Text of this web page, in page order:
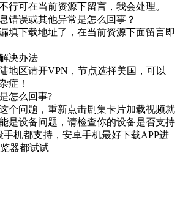
行可在当前资源下留言，我会处理。
错误或其他异常是怎么回事？
填下载地址了，在当前资源下面留言即
决办法
地区请开VPN，节点选择美国，可以
症！
怎么回事?
个问题，重新点击剧集卡片加载视频就
是设备问题，请检查你的设备是否支持
手机都支持，安卓手机最好下载APP进
器都试试